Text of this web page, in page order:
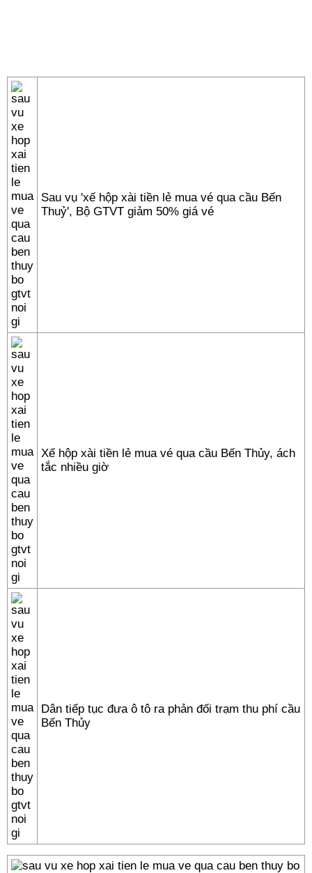
Sau vụ 'xế hộp xài tiền lẻ mua vé qua cầu Bến
Thuỷ', Bộ GTVT giảm 50% giá vé
Xế hộp xài tiền lẻ mua vé qua cầu Bến Thủy, ách
tắc nhiều giờ
Dân tiếp tục đưa ô tô ra phản đối trạm thu phí cầu
Bến Thủy